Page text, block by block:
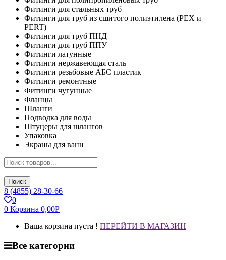
Фитинги для стальных труб
Фитинги для труб из сшитого полиэтилена (PEX и
PERT)
Фитинги для труб ПНД
Фитинги для труб ППУ
Фитинги латунные
Фитинги нержавеющая сталь
Фитинги резьбовые АБС пластик
Фитинги ремонтные
Фитинги чугунные
Фланцы
Шланги
Подводка для воды
Штуцеры для шлангов
Упаковка
Экраны для ванн
Поиск
8 (4855) 28-30-66
0
0 Корзина 0,00Р
Ваша корзина пуста ! ПЕРЕЙТИ В МАГАЗИН
Все категории